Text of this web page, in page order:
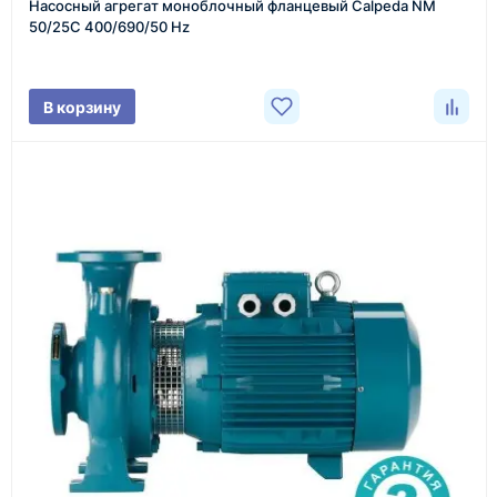
Менеджер связывается с вами, уточняет
стоимость товара и ориентировочную стоимость
доставки.
4
Счёт и оплата
Согласовываем условия, готовим счёт, договор
или спецификацию и принимаем оплату по
Насосный агрегат моноблочный фланцевый Calpeda NM
50/25C 400/690/50 Hz
В корзину